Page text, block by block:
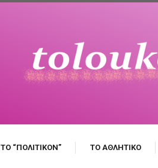
ΤΟ “ΠΟΛΙΤΙΚΌΝ” ΤΟ ΑΘΛΗΤΙΚΌ